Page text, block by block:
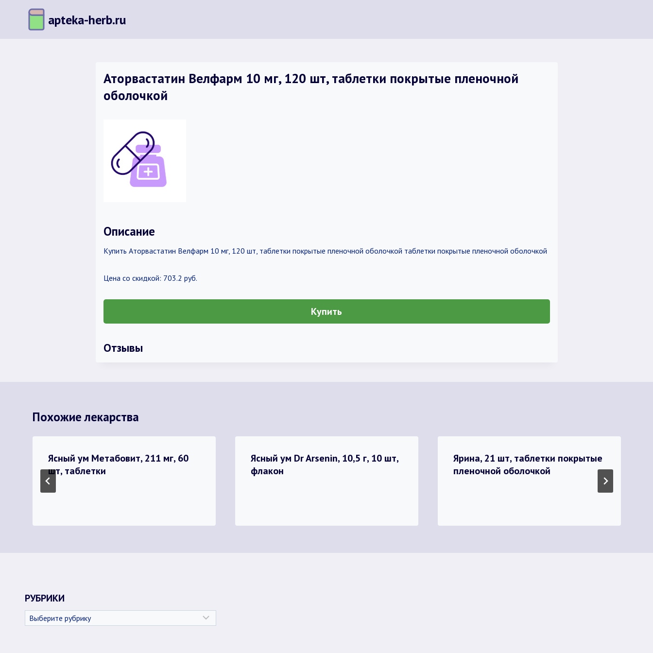
содержимому
apteka-herb.ru
Аторвастатин Велфарм 10 мг, 120 шт, таблетки покрытые пленочной
оболочкой
Описание
Купить Аторвастатин Велфарм 10 мг, 120 шт, таблетки покрытые пленочной оболочкой таблетки покрытые пленочной оболочкой
Цена со скидкой: 703.2 руб.
Купить
Отзывы
Похожие лекарства
Ясный ум Метабовит, 211 мг, 60
шт, таблетки
Ясный ум Dr Arsenin, 10,5 г, 10 шт,
флакон
Ярина, 21 шт, таблетки покрытые
пленочной оболочкой
РУБРИКИ
Рубрики